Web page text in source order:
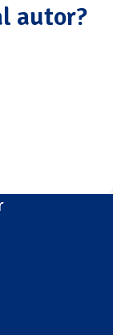
autor?